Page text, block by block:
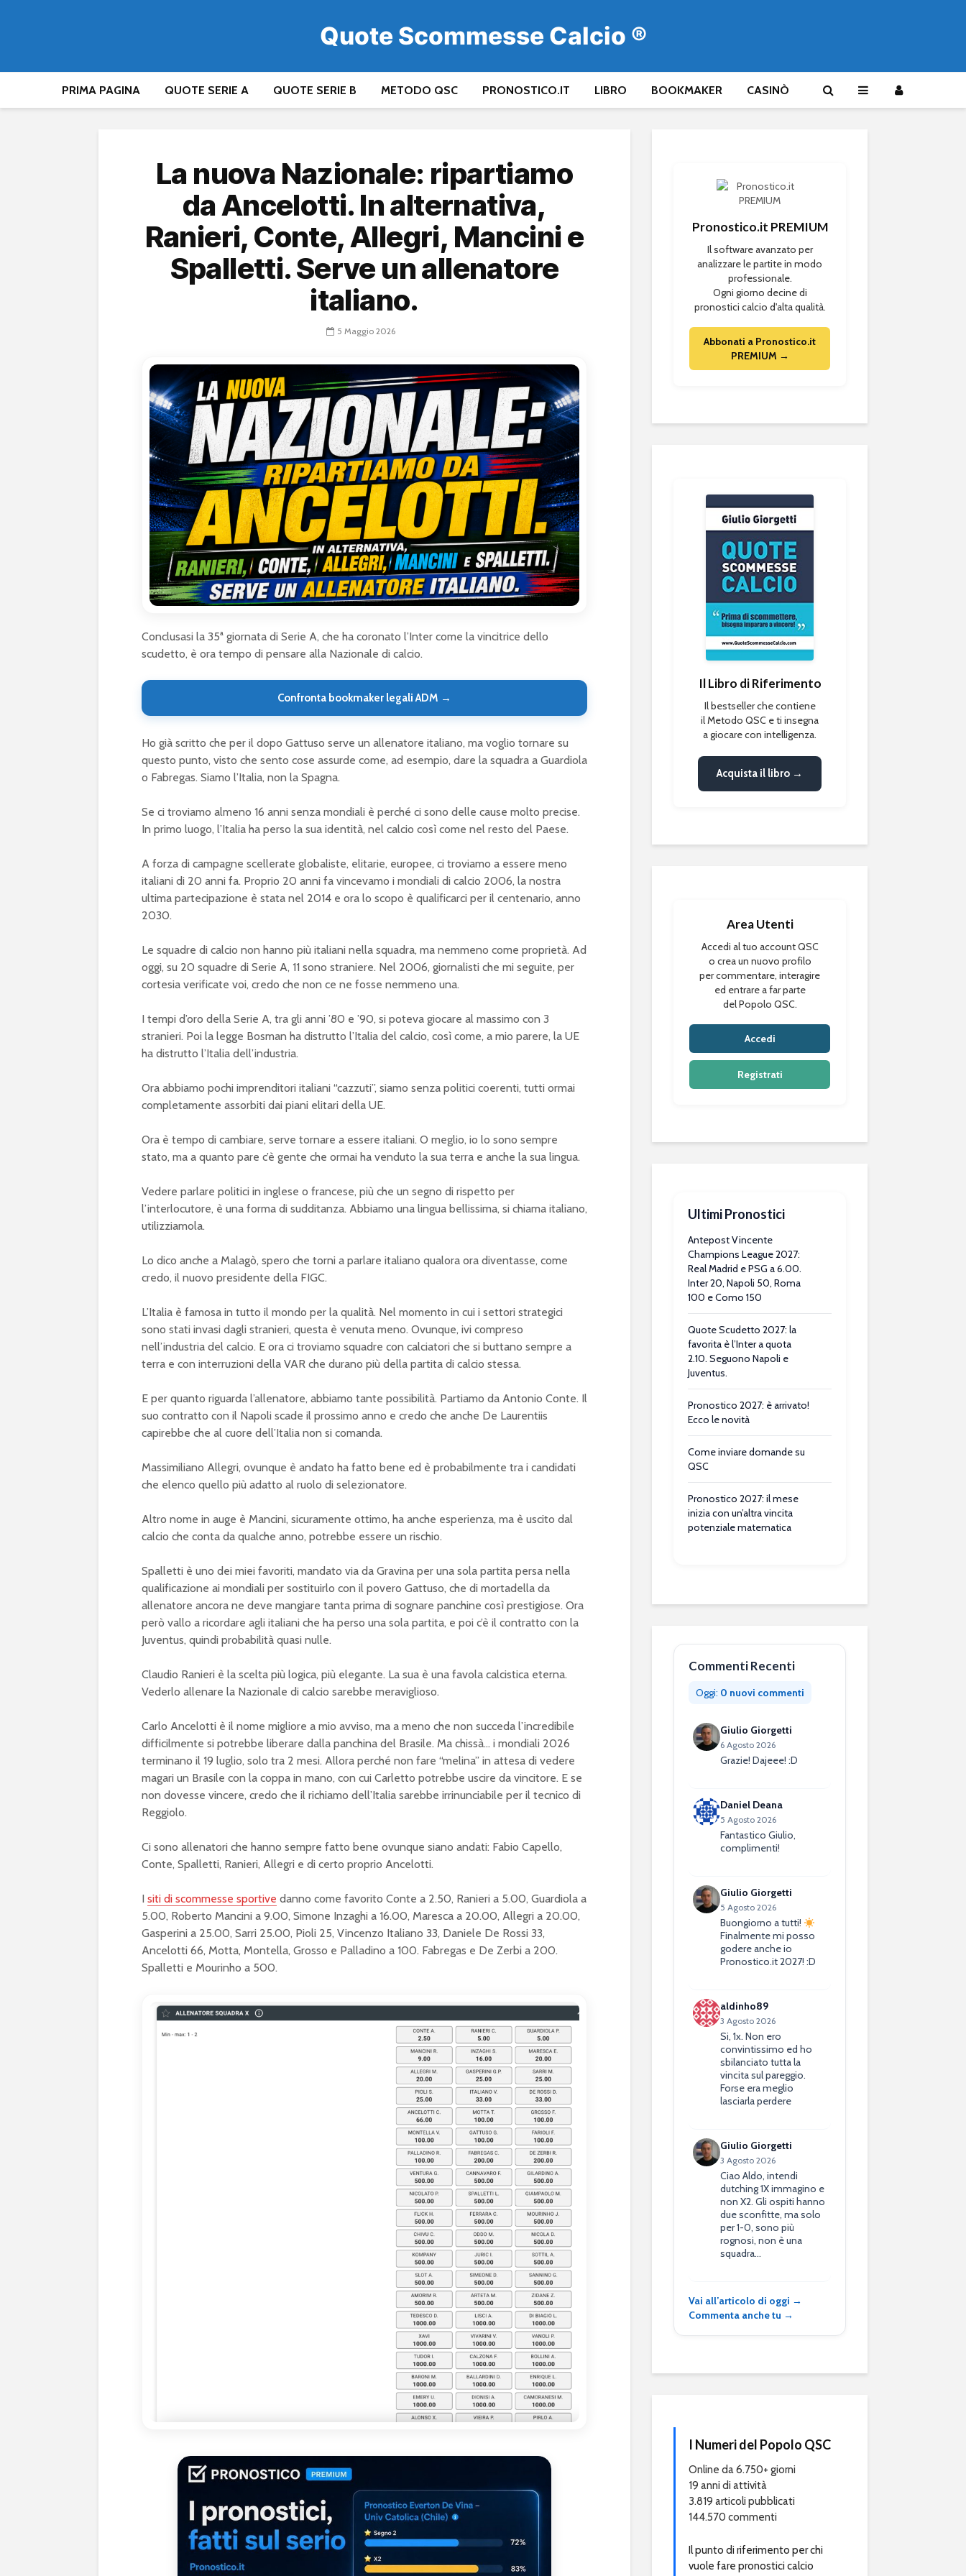
Quote Scommesse Calcio ®
PRIMA PAGINA QUOTE SERIE A QUOTE SERIE B METODO QSC PRONOSTICO.IT LIBRO BOOKMAKER CASINÒ
La nuova Nazionale: ripartiamo
da Ancelotti. In alternativa,
Ranieri, Conte, Allegri, Mancini e
Spalletti. Serve un allenatore
italiano.
5 Maggio 2026
Conclusasi la 35ª giornata di Serie A, che ha coronato l’Inter come la vincitrice dello
scudetto, è ora tempo di pensare alla Nazionale di calcio.
Confronta bookmaker legali ADM →
Ho già scritto che per il dopo Gattuso serve un allenatore italiano, ma voglio tornare su
questo punto, visto che sento cose assurde come, ad esempio, dare la squadra a Guardiola
o Fabregas. Siamo l’Italia, non la Spagna.
Se ci troviamo almeno 16 anni senza mondiali è perché ci sono delle cause molto precise.
In primo luogo, l’Italia ha perso la sua identità, nel calcio così come nel resto del Paese.
A forza di campagne scellerate globaliste, elitarie, europee, ci troviamo a essere meno
italiani di 20 anni fa. Proprio 20 anni fa vincevamo i mondiali di calcio 2006, la nostra
ultima partecipazione è stata nel 2014 e ora lo scopo è qualificarci per il centenario, anno
2030.
Le squadre di calcio non hanno più italiani nella squadra, ma nemmeno come proprietà. Ad
oggi, su 20 squadre di Serie A, 11 sono straniere. Nel 2006, giornalisti che mi seguite, per
cortesia verificate voi, credo che non ce ne fosse nemmeno una.
I tempi d’oro della Serie A, tra gli anni ’80 e ’90, si poteva giocare al massimo con 3
stranieri. Poi la legge Bosman ha distrutto l’Italia del calcio, così come, a mio parere, la UE
ha distrutto l’Italia dell’industria.
Ora abbiamo pochi imprenditori italiani “cazzuti”, siamo senza politici coerenti, tutti ormai
completamente assorbiti dai piani elitari della UE.
Ora è tempo di cambiare, serve tornare a essere italiani. O meglio, io lo sono sempre
stato, ma a quanto pare c’è gente che ormai ha venduto la sua terra e anche la sua lingua.
Vedere parlare politici in inglese o francese, più che un segno di rispetto per
l’interlocutore, è una forma di sudditanza. Abbiamo una lingua bellissima, si chiama italiano,
utilizziamola.
Lo dico anche a Malagò, spero che torni a parlare italiano qualora ora diventasse, come
credo, il nuovo presidente della FIGC.
L’Italia è famosa in tutto il mondo per la qualità. Nel momento in cui i settori strategici
sono stati invasi dagli stranieri, questa è venuta meno. Ovunque, ivi compreso
nell’industria del calcio. E ora ci troviamo squadre con calciatori che si buttano sempre a
terra e con interruzioni della VAR che durano più della partita di calcio stessa.
E per quanto riguarda l’allenatore, abbiamo tante possibilità. Partiamo da Antonio Conte. Il
suo contratto con il Napoli scade il prossimo anno e credo che anche De Laurentiis
capirebbe che al cuore dell’Italia non si comanda.
Massimiliano Allegri, ovunque è andato ha fatto bene ed è probabilmente tra i candidati
che elenco quello più adatto al ruolo di selezionatore.
Altro nome in auge è Mancini, sicuramente ottimo, ha anche esperienza, ma è uscito dal
calcio che conta da qualche anno, potrebbe essere un rischio.
Spalletti è uno dei miei favoriti, mandato via da Gravina per una sola partita persa nella
qualificazione ai mondiali per sostituirlo con il povero Gattuso, che di mortadella da
allenatore ancora ne deve mangiare tanta prima di sognare panchine così prestigiose. Ora
però vallo a ricordare agli italiani che ha perso una sola partita, e poi c’è il contratto con la
Juventus, quindi probabilità quasi nulle.
Claudio Ranieri è la scelta più logica, più elegante. La sua è una favola calcistica eterna.
Vederlo allenare la Nazionale di calcio sarebbe meraviglioso.
Carlo Ancelotti è il nome migliore a mio avviso, ma a meno che non succeda l’incredibile
difficilmente si potrebbe liberare dalla panchina del Brasile. Ma chissà… i mondiali 2026
terminano il 19 luglio, solo tra 2 mesi. Allora perché non fare “melina” in attesa di vedere
magari un Brasile con la coppa in mano, con cui Carletto potrebbe uscire da vincitore. E se
non dovesse vincere, credo che il richiamo dell’Italia sarebbe irrinunciabile per il tecnico di
Reggiolo.
Ci sono allenatori che hanno sempre fatto bene ovunque siano andati: Fabio Capello,
Conte, Spalletti, Ranieri, Allegri e di certo proprio Ancelotti.
I siti di scommesse sportive danno come favorito Conte a 2.50, Ranieri a 5.00, Guardiola a
5.00, Roberto Mancini a 9.00, Simone Inzaghi a 16.00, Maresca a 20.00, Allegri a 20.00,
Gasperini a 25.00, Sarri 25.00, Pioli 25, Vincenzo Italiano 33, Daniele De Rossi 33,
Ancelotti 66, Motta, Montella, Grosso e Palladino a 100. Fabregas e De Zerbi a 200.
Spalletti e Mourinho a 500.
Pronostico.it PREMIUM
Il software avanzato per
analizzare le partite in modo
professionale.
Ogni giorno decine di
pronostici calcio d'alta qualità.
Abbonati a Pronostico.it
PREMIUM →
Il Libro di Riferimento
Il bestseller che contiene
il Metodo QSC e ti insegna
a giocare con intelligenza.
Acquista il libro →
Area Utenti
Accedi al tuo account QSC
o crea un nuovo profilo
per commentare, interagire
ed entrare a far parte
del Popolo QSC.
Accedi
Registrati
Ultimi Pronostici
Antepost Vincente
Champions League 2027:
Real Madrid e PSG a 6.00.
Inter 20, Napoli 50, Roma
100 e Como 150
Quote Scudetto 2027: la
favorita è l’Inter a quota
2.10. Seguono Napoli e
Juventus.
Pronostico 2027: è arrivato!
Ecco le novità
Come inviare domande su
QSC
Pronostico 2027: il mese
inizia con un’altra vincita
potenziale matematica
Commenti Recenti
Oggi: 0 nuovi commenti
Giulio Giorgetti
6 Agosto 2026
Grazie! Dajeee! :D
Daniel Deana
5 Agosto 2026
Fantastico Giulio,
complimenti!
Giulio Giorgetti
5 Agosto 2026
Buongiorno a tutti!
Finalmente mi posso
godere anche io
Pronostico.it 2027! :D
aldinho89
3 Agosto 2026
Si, 1x. Non ero
convintissimo ed ho
sbilanciato tutta la
vincita sul pareggio.
Forse era meglio
lasciarla perdere
Giulio Giorgetti
3 Agosto 2026
Ciao Aldo, intendi
dutching 1X immagino e
non X2. Gli ospiti hanno
due sconfitte, ma solo
per 1-0, sono più
rognosi, non è una
squadra…
Vai all’articolo di oggi →
Commenta anche tu →
I Numeri del Popolo QSC
Online da 6.750+ giorni
19 anni di attività
3.819 articoli pubblicati
144.570 commenti
Il punto di riferimento per chi
vuole fare pronostici calcio